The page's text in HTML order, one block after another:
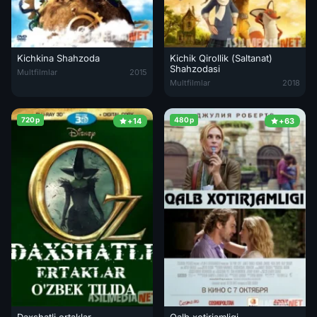
Kichkina Shahzoda
Kichkina Shahzoda Uzbek tilida 2015 O'zbekcha Tarjima Kino HD
Multfilmlar 2015
Kichik Qirollik (Saltanat)
Shahzodasi
Kichik Qirollik (Saltanat)
Multfilmlar 2018
+14
720p +63
480p